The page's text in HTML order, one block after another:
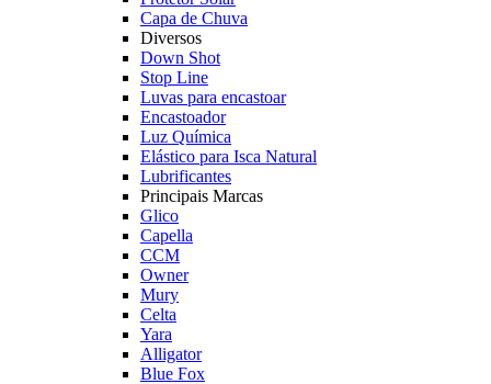
Capa de Chuva
Diversos
Down Shot
Stop Line
Luvas para encastoar
Encastoador
Luz Química
Elástico para Isca Natural
Lubrificantes
Principais Marcas
Glico
Capella
CCM
Owner
Mury
Celta
Yara
Alligator
Blue Fox